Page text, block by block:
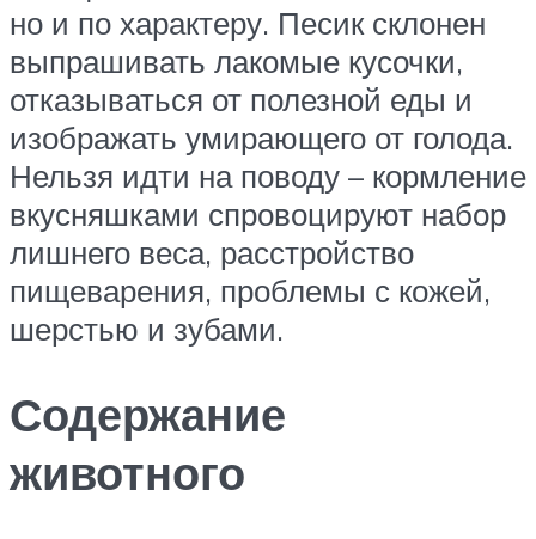
но и по характеру. Песик склонен
выпрашивать лакомые кусочки,
отказываться от полезной еды и
изображать умирающего от голода.
Нельзя идти на поводу – кормление
вкусняшками спровоцируют набор
лишнего веса, расстройство
пищеварения, проблемы с кожей,
шерстью и зубами.
Содержание
животного